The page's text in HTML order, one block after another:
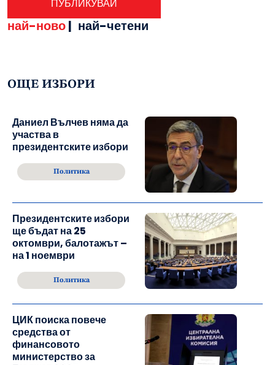
най-ново| най-четени
ОЩЕ ИЗБОРИ
Даниел Вълчев няма да
участва в
президентските избори
Политика
Президентските избори
ще бъдат на 25
октомври, балотажът –
на 1 ноември
Политика
ЦИК поиска повече
средства от
финансовото
министерство за